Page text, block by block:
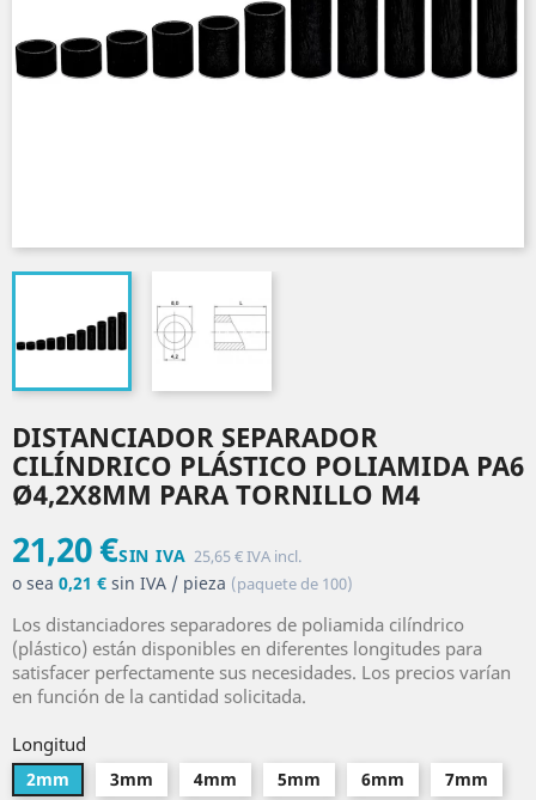
DISTANCIADOR SEPARADOR
CILÍNDRICO PLÁSTICO POLIAMIDA PA6
Ø4,2X8MM PARA TORNILLO M4
21,20 €SIN IVA 25,65 € IVA incl.
o sea 0,21 € sin IVA / pieza (paquete de 100)
Los distanciadores separadores de poliamida cilíndrico
(plástico) están disponibles en diferentes longitudes para
satisfacer perfectamente sus necesidades. Los precios varían
en función de la cantidad solicitada.
Longitud
2mm 3mm 4mm 5mm 6mm
7mm